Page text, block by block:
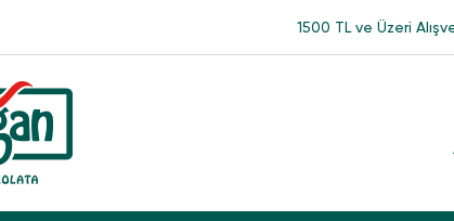
1500 TL ve Üzeri